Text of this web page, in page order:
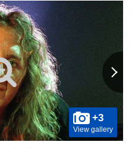
+3
View gallery